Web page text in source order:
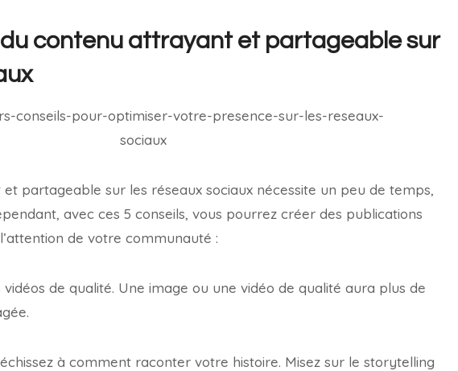
contenu attrayant et partageable sur
partageable sur les réseaux sociaux nécessite un peu de temps,
avec ces 5 conseils, vous pourrez créer des publications
de votre communauté :
vidéos de qualité. Une image ou une vidéo de qualité aura plus de
à comment raconter votre histoire. Misez sur le storytelling